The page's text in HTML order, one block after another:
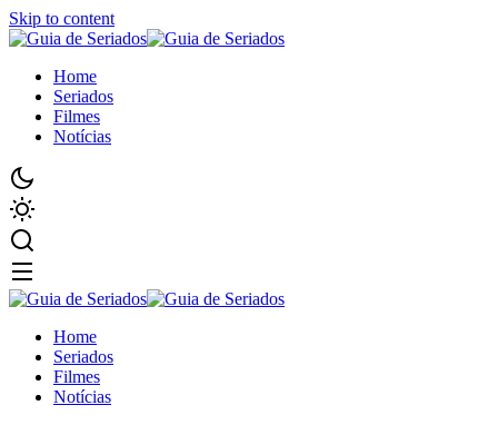
Skip to content
Home
Seriados
Filmes
Notícias
Home
Seriados
Filmes
Notícias